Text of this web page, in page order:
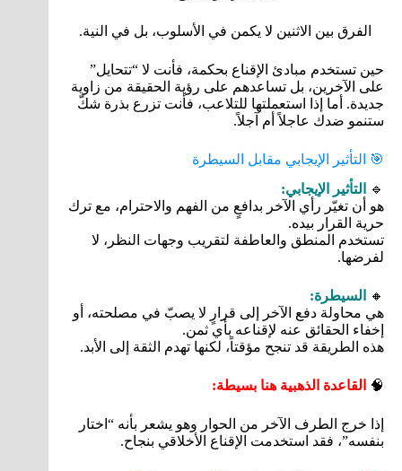
الفرق بين الاثنين لا يكمن في الأسلوب، بل في النية.
حين تستخدم مبادئ الإقناع بحكمة، فأنت لا “تتحايل”
على الآخرين، بل تساعدهم على رؤية الحقيقة من زاوية
جديدة. أما إذا استعملتها للتلاعب، فأنت تزرع بذرة شكّ
ستنمو ضدك عاجلاً أم آجلاً.
🎯 التأثير الإيجابي مقابل السيطرة
🔹
التأثير الإيجابي:
هو أن تغيّر رأي الآخر بدافعٍ من الفهم والاحترام، مع ترك
حرية القرار بيده.
تستخدم المنطق والعاطفة لتقريب وجهات النظر، لا
لفرضها.
🔸
السيطرة:
هي محاولة دفع الآخر إلى قرارٍ لا يصبّ في مصلحته، أو
إخفاء الحقائق عنه لإقناعه بأي ثمن.
هذه الطريقة قد تنجح مؤقتاً، لكنها تهدم الثقة إلى الأبد.
🧠 القاعدة الذهبية هنا بسيطة:
إذا خرج الطرف الآخر من الحوار وهو يشعر بأنه “اختار
بنفسه”، فقد استخدمت الإقناع الأخلاقي بنجاح.